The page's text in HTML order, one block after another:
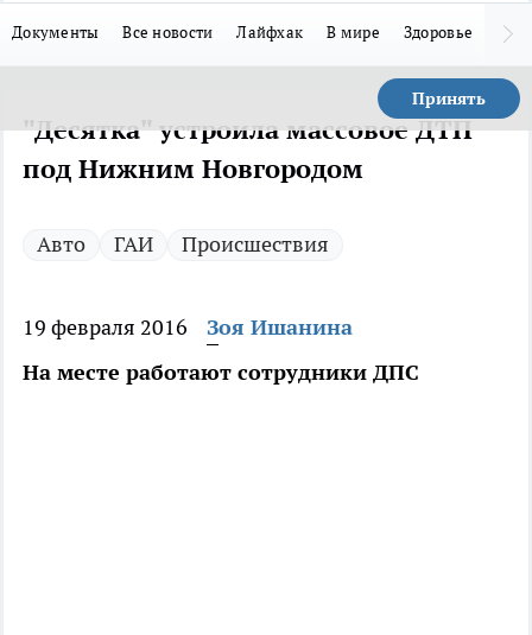
Документы Все новости Лайфхак В мире Здоровье
Принять
"Десятка" устроила массовое ДТП
под Нижним Новгородом
Авто ГАИ Происшествия
19 февраля 2016
Зоя Ишанина
На месте работают сотрудники ДПС